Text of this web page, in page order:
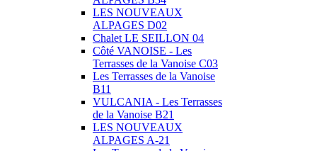
LES NOUVEAUX
ALPAGES D02
Chalet LE SEILLON 04
Côté VANOISE - Les
Terrasses de la Vanoise C03
Les Terrasses de la Vanoise
B11
VULCANIA - Les Terrasses
de la Vanoise B21
LES NOUVEAUX
ALPAGES A-21